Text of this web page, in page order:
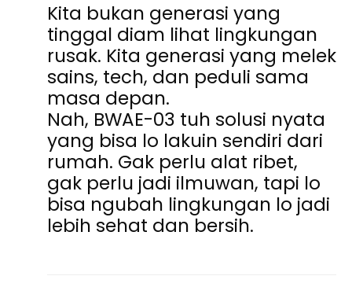
Kita bukan generasi yang
tinggal diam lihat lingkungan
rusak. Kita generasi yang melek
sains, tech, dan peduli sama
masa depan.
Nah, BWAE-03 tuh solusi nyata
yang bisa lo lakuin sendiri dari
rumah. Gak perlu alat ribet,
gak perlu jadi ilmuwan, tapi lo
bisa ngubah lingkungan lo jadi
lebih sehat dan bersih.